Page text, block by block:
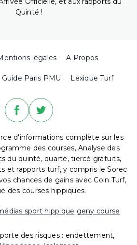
Quinté !
légales A Propos
Guide Paris PMU Lexique Turf
d'informations complète sur les
des courses, Analyse des
du quinté, quarté, tiercé gratuits,
et rapports turf, y compris le Sorec
chances de gains avec Coin Turf,
des courses hippiques.
sport hippique geny course
des risques : endettement,